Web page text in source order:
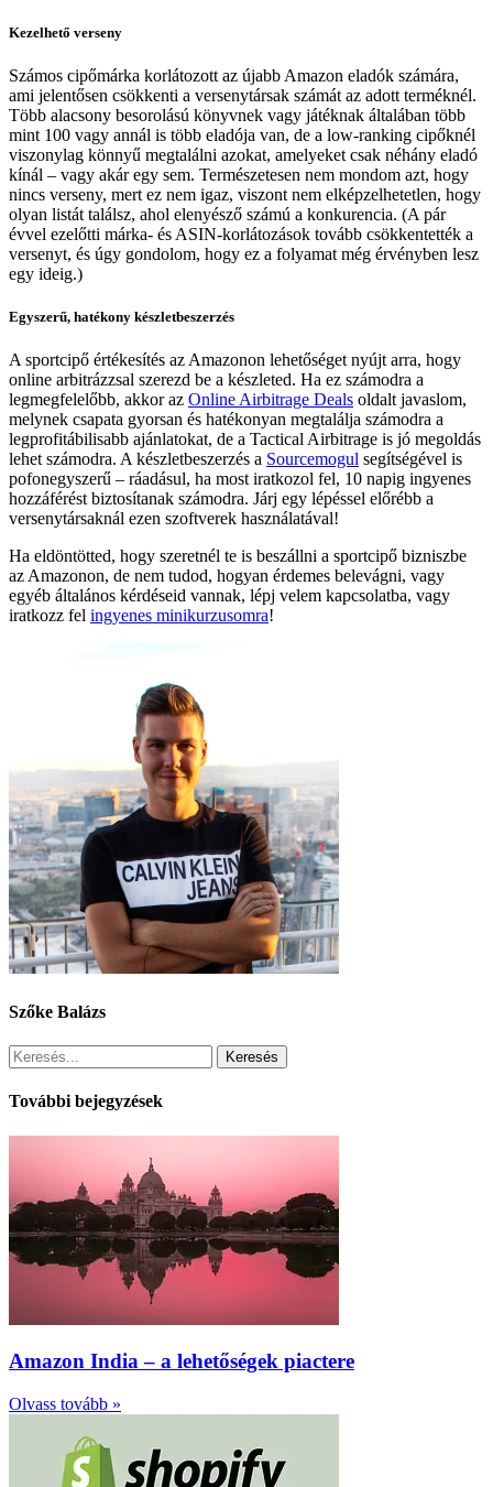
Kezelhető verseny
Számos cipőmárka korlátozott az újabb Amazon eladók számára,
ami jelentősen csökkenti a versenytársak számát az adott terméknél.
Több alacsony besorolású könyvnek vagy játéknak általában több
mint 100 vagy annál is több eladója van, de a low-ranking cipőknél
viszonylag könnyű megtalálni azokat, amelyeket csak néhány eladó
kínál – vagy akár egy sem. Természetesen nem mondom azt, hogy
nincs verseny, mert ez nem igaz, viszont nem elképzelhetetlen, hogy
olyan listát találsz, ahol elenyésző számú a konkurencia. (A pár
évvel ezelőtti márka- és ASIN-korlátozások tovább csökkentették a
versenyt, és úgy gondolom, hogy ez a folyamat még érvényben lesz
egy ideig.)
Egyszerű, hatékony készletbeszerzés
A sportcipő értékesítés az Amazonon lehetőséget nyújt arra, hogy
online arbitrázzsal szerezd be a készleted. Ha ez számodra a
legmegfelelőbb, akkor az Online Airbitrage Deals oldalt javaslom,
melynek csapata gyorsan és hatékonyan megtalálja számodra a
legprofitábilisabb ajánlatokat, de a Tactical Airbitrage is jó megoldás
lehet számodra. A készletbeszerzés a Sourcemogul segítségével is
pofonegyszerű – ráadásul, ha most iratkozol fel, 10 napig ingyenes
hozzáférést biztosítanak számodra. Járj egy lépéssel előrébb a
versenytársaknál ezen szoftverek használatával!
Ha eldöntötted, hogy szeretnél te is beszállni a sportcipő bizniszbe
az Amazonon, de nem tudod, hogyan érdemes belevágni, vagy
egyéb általános kérdéseid vannak, lépj velem kapcsolatba, vagy
iratkozz fel ingyenes minikurzusomra!
Szőke Balázs
Keresés
További bejegyzések
Amazon India – a lehetőségek piactere
Olvass tovább »